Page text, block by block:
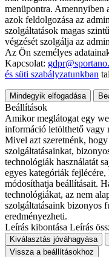
menüpontra. Amennyiben
azok feldolgozása az
szolgáltatások magas
végzését szolgálja az
Az Ön személyes
Kapcsolat:
és süti szabályzatunkban
Mindegyik elfogadása
Beállítások
Amikor meglátogat egy
információ letölthető vagy
Mivel azt szeretnénk,
szolgáltatásainkat,
technológiák használatát
egyes kategóriák fejlécére,
módosíthatja beállításait.
technológiákat, az nem
szolgáltatásaink bizonyos
eredményezheti.
Leírás kibontása Leírás
Kiválasztás jóváhagyása
Vissza a beállításokhoz